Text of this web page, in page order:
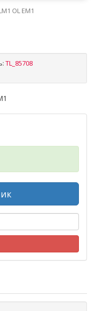
OL EM1
TL_85708